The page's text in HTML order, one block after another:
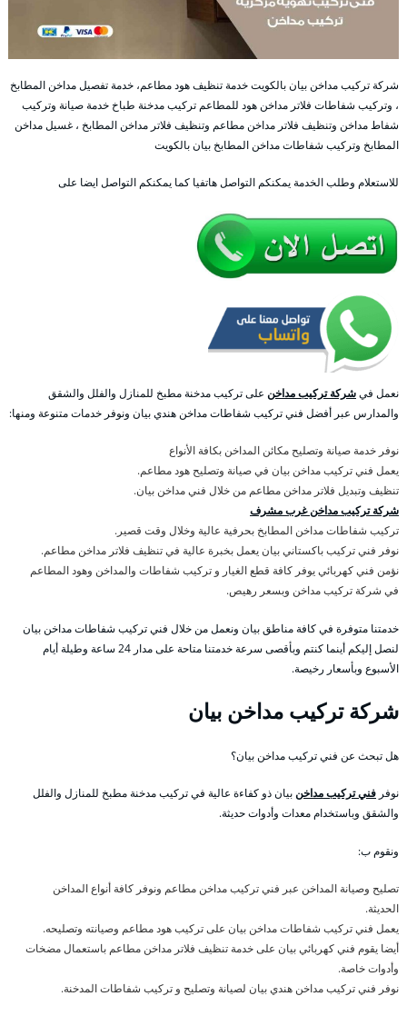
شركة تركيب مداخن بيان بالكويت خدمة تنظيف هود مطاعم، خدمة تفصيل مداخن المطابخ
، وتركيب شفاطات فلاتر مداخن هود للمطاعم تركيب مدخنة طباخ خدمة صيانة وتركيب
شفاط مداخن وتنظيف فلاتر مداخن مطاعم وتنظيف فلاتر مداخن المطابخ ، غسيل مداخن
المطابخ وتركيب شفاطات مداخن المطابخ بيان بالكويت
للاستعلام وطلب الخدمة يمكنكم التواصل هاتفيا كما يمكنكم التواصل ايضا على
نعمل فيشركة تركيب مداخن على تركيب مدخنة مطبخ للمنازل والفلل والشقق
والمدارس عبر أفضل فني تركيب شفاطات مداخن هندي بيان ونوفر خدمات متنوعة ومنها:
نوفر خدمة صيانة وتصليح مكائن المداخن بكافة الأنواع
يعمل فني تركيب مداخن بيان في صيانة وتصليح هود مطاعم.
تنظيف وتبديل فلاتر مداخن مطاعم من خلال فني مداخن بيان.
شركة تركيب مداخن غرب مشرف
تركيب شفاطات مداخن المطابخ بحرفية عالية وخلال وقت قصير.
نوفر فني تركيب باكستاني بيان يعمل بخبرة عالية في تنظيف فلاتر مداخن مطاعم.
نؤمن فني كهربائي يوفر كافة قطع الغيار و تركيب شفاطات والمداخن وهود المطاعم
في شركة تركيب مداخن وبسعر رهيص.
خدمتنا متوفرة في كافة مناطق بيان ونعمل من خلال فني تركيب شفاطات مداخن بيان
لنصل إليكم أينما كنتم وبأقصى سرعة خدمتنا متاحة على مدار 24 ساعة وطيلة أيام
الأسبوع وبأسعار رخيصة.
شركة تركيب مداخن بيان
هل تبحث عن فني تركيب مداخن بيان؟
نوفر فني تركيب مداخنبيان ذو كفاءة عالية في تركيب مدخنة مطبخ للمنازل والفلل
والشقق وباستخدام معدات وأدوات حديثة.
ونقوم ب:
تصليح وصيانة المداخن عبر فني تركيب مداخن مطاعم ونوفر كافة أنواع المداخن
الحديثة.
يعمل فني تركيب شفاطات مداخن بيان على تركيب هود مطاعم وصيانته وتصليحه.
أيضا يقوم فني كهربائي بيان على خدمة تنظيف فلاتر مداخن مطاعم باستعمال مضخات
وأدوات خاصة.
نوفر فني تركيب مداخن هندي بيان لصيانة وتصليح و تركيب شفاطات المدخنة.